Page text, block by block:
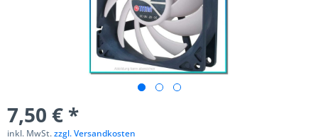
7,50 € *
inkl. MwSt.zzgl. Versandkosten